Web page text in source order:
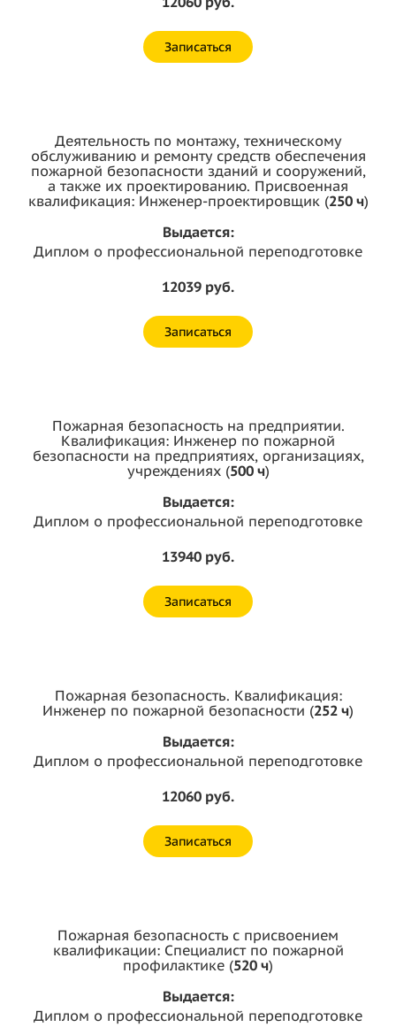
Записаться
Деятельность по монтажу, техническому
обслуживанию и ремонту средств обеспечения
пожарной безопасности зданий и сооружений,
а также их проектированию. Присвоенная
квалификация: Инженер-проектировщик (250 ч)
Выдается:
Диплом о профессиональной переподготовке
12039 руб.
Записаться
Пожарная безопасность на предприятии.
Квалификация: Инженер по пожарной
безопасности на предприятиях, организациях,
учреждениях (500 ч)
Выдается:
Диплом о профессиональной переподготовке
13940 руб.
Записаться
Пожарная безопасность. Квалификация:
Инженер по пожарной безопасности (252 ч)
Выдается:
Диплом о профессиональной переподготовке
12060 руб.
Записаться
Пожарная безопасность с присвоением
квалификации: Специалист по пожарной
профилактике (520 ч)
Выдается:
Диплом о профессиональной переподготовке